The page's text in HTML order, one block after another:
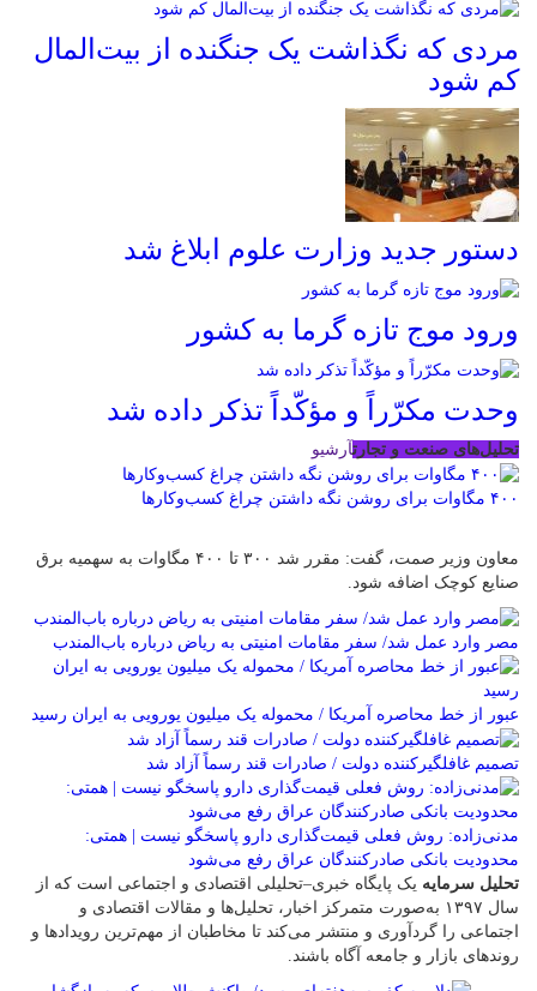
مردی که نگذاشت یک جنگنده از بیت‌المال
کم شود
دستور جدید وزارت علوم ابلاغ شد
ورود موج تازه گرما به کشور
وحدت مکرّراً و مؤکّداً تذکر داده شد
تحلیل‌های صنعت و تجارتآرشیو
۴۰۰ مگاوات برای روشن نگه داشتن چراغ کسب‌وکار‌ها
معاون وزیر صمت، گفت: مقرر شد ۳۰۰ تا ۴۰۰ مگاوات به سهمیه برق
صنایع کوچک اضافه شود.
مصر وارد عمل شد/ سفر مقامات امنیتی به ریاض درباره باب‌المندب
عبور از خط محاصره آمریکا / محموله یک میلیون یورویی به ایران رسید
تصمیم غافلگیرکننده دولت / صادرات قند رسماً آزاد شد
مدنی‌زاده: روش فعلی قیمت‌گذاری دارو پاسخگو نیست | همتی:
محدودیت بانکی صادرکنندگان عراق رفع می‌شود
تحلیل سرمایه یک پایگاه خبری–تحلیلی اقتصادی و اجتماعی است که از
سال ۱۳۹۷ به‌صورت متمرکز اخبار، تحلیل‌ها و مقالات اقتصادی و
اجتماعی را گردآوری و منتشر می‌کند تا مخاطبان از مهم‌ترین رویدادها و
روندهای بازار و جامعه آگاه باشند.